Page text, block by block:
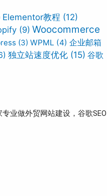
Elementor教程 (12)
(9) Woocommerce
(3) WPML (4) 企业邮箱
独立站速度优化 (15) 谷歌
业做外贸网站建设，谷歌SEO